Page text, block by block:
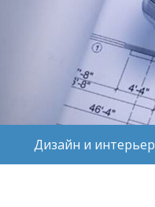
Дизайн и интерьер